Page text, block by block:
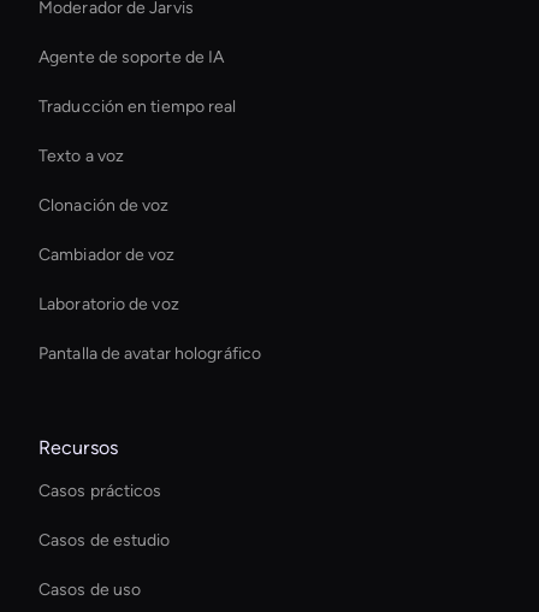
Moderador de Jarvis
Agente de soporte de IA
Traducción en tiempo real
Texto a voz
Clonación de voz
Cambiador de voz
Laboratorio de voz
Pantalla de avatar holográfico
Recursos
Casos prácticos
Casos de estudio
Casos de uso